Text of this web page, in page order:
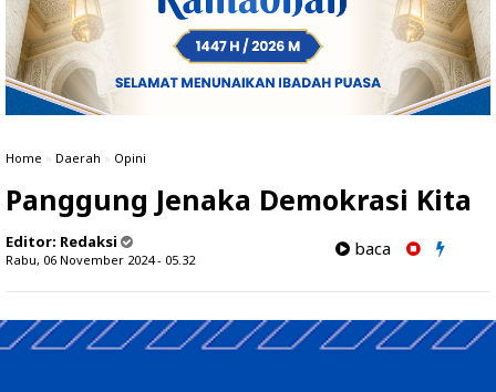
Home » Daerah » Opini
Panggung Jenaka Demokrasi Kita
Editor: Redaksi
Rabu, 06 November 2024 - 05.32
baca